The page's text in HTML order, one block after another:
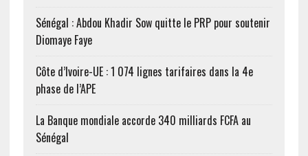
Sénégal : Abdou Khadir Sow quitte le PRP pour soutenir
Diomaye Faye
Côte d’Ivoire-UE : 1 074 lignes tarifaires dans la 4e
phase de l’APE
La Banque mondiale accorde 340 milliards FCFA au
Sénégal